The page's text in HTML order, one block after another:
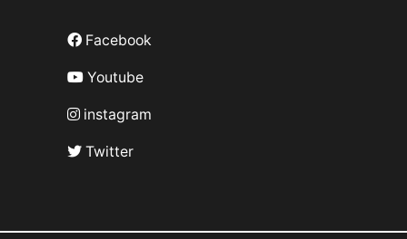
Facebook
Youtube
instagram
Twitter